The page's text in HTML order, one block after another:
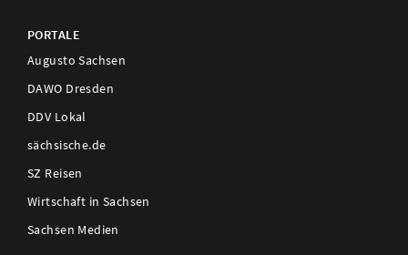
PORTALE
Augusto Sachsen
DAWO Dresden
DDV Lokal
sächsische.de
SZ Reisen
Wirtschaft in Sachsen
Sachsen Medien